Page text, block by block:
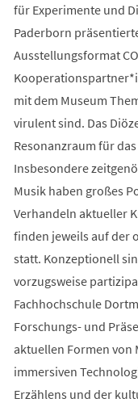
für Experimente und
Paderborn
Ausstellungsformat
mit dem Museum
virulent sind. Das
Resonanzraum für
Insbesondere
Musik haben großes
Verhandeln aktueller
finden jeweils auf der
statt. Konzeptionell
vorzugsweise
Fachhochschule
Forschungs- und
aktuellen Formen von
immersiven
Erzählens und der